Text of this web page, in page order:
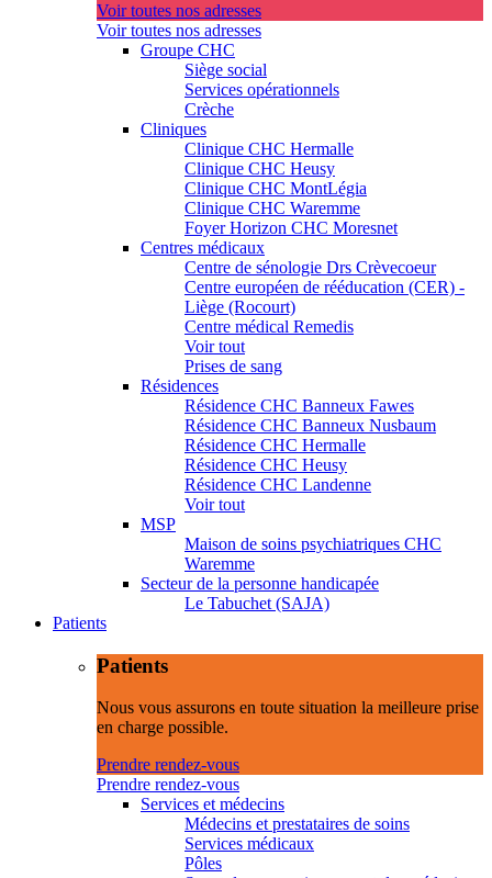
Voir toutes nos adresses
Voir toutes nos adresses
Groupe CHC
Siège social
Services opérationnels
Crèche
Cliniques
Clinique CHC Hermalle
Clinique CHC Heusy
Clinique CHC MontLégia
Clinique CHC Waremme
Foyer Horizon CHC Moresnet
Centres médicaux
Centre de sénologie Drs Crèvecoeur
Centre européen de rééducation (CER) -
Liège (Rocourt)
Centre médical Remedis
Voir tout
Prises de sang
Résidences
Résidence CHC Banneux Fawes
Résidence CHC Banneux Nusbaum
Résidence CHC Hermalle
Résidence CHC Heusy
Résidence CHC Landenne
Voir tout
MSP
Maison de soins psychiatriques CHC
Waremme
Secteur de la personne handicapée
Le Tabuchet (SAJA)
Patients
Patients
Nous vous assurons en toute situation la meilleure prise
en charge possible.
Prendre rendez-vous
Prendre rendez-vous
Services et médecins
Médecins et prestataires de soins
Services médicaux
Pôles